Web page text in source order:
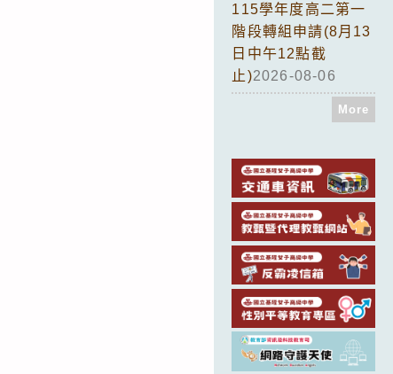
115學年度高二第一
階段轉組申請(8月13
日中午12點截
止)2026-08-06
More